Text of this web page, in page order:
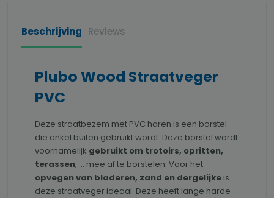
Beschrijving Reviews
Plubo Wood Straatveger
PVC
Deze straatbezem met PVC haren is een borstel
die enkel buiten gebruikt wordt. Deze borstel wordt
voornamelijk gebruikt om trotoirs, opritten,
terassen, ... mee af te borstelen. Voor het
opvegen van bladeren, zand en dergelijke is
deze straatveger ideaal. Deze heeft lange harde